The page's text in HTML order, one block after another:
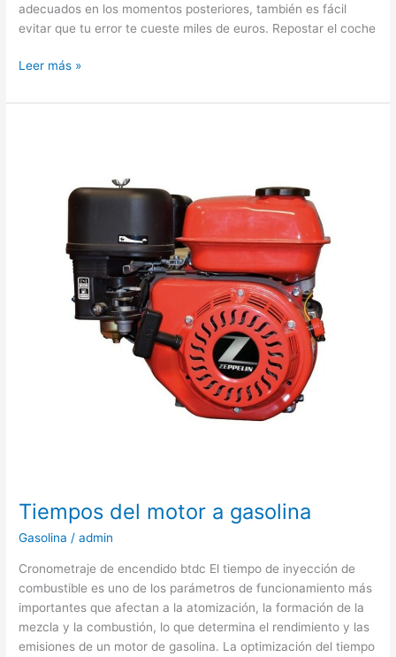
adecuados en los momentos posteriores, también es fácil
evitar que tu error te cueste miles de euros. Repostar el coche
Que
si
Leer más »
Tiempos del motor a gasolina
Gasolina /admin
Cronometraje de encendido btdc El tiempo de inyección de
combustible es uno de los parámetros de funcionamiento más
importantes que afectan a la atomización, la formación de la
mezcla y la combustión, lo que determina el rendimiento y las
emisiones de un motor de gasolina. La optimización del tiempo